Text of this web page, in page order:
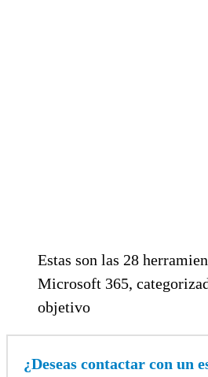
Estas son las 28
Microsoft 365,
objetivo
¿Deseas contactar con un